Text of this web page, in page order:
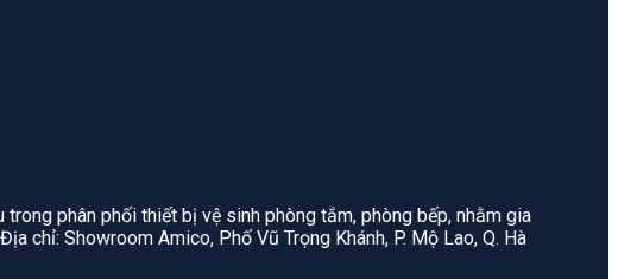
phân phối thiết bị vệ sinh phòng tắm, phòng bếp, nhằm gia
chỉ: Showroom Amico, Phố Vũ Trọng Khánh, P. Mộ Lao, Q. Hà